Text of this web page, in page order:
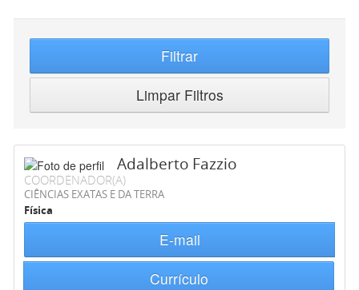
Filtrar
Limpar Filtros
Adalberto Fazzio
COORDENADOR(A)
CIÊNCIAS EXATAS E DA TERRA
Física
E-mail
Currículo